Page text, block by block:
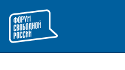
до
вмісту